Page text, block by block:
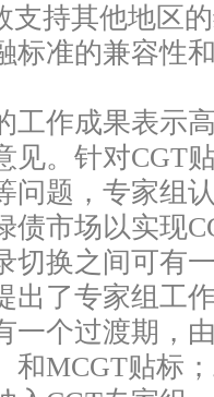
支持其他地区
标准的兼容性
工作成果表示
见。针对CGT
问题，专家组
债市场以实现
切换之间可有
出了专家组工
一个过渡期，
和MCGT贴标